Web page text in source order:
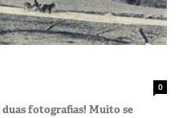
0
duas fotografias! Muito se